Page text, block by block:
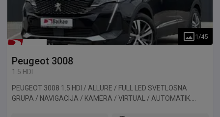
1 /45
Peugeot 3008
1.5 HDI
PEUGEOT 3008 1.5 HDI / ALLURE / FULL LED SVETLOSNA
GRUPA / NAVIGACIJA / KAMERA / VIRTUAL / AUTOMATIK.